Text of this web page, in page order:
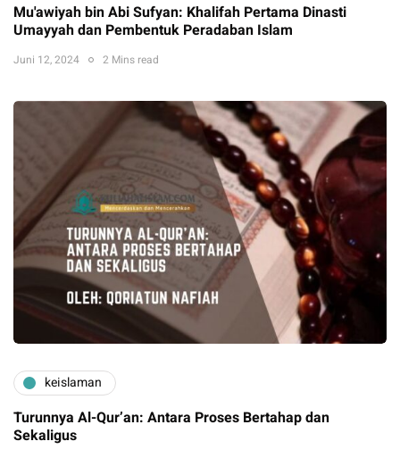
Mu'awiyah bin Abi Sufyan: Khalifah Pertama Dinasti
Umayyah dan Pembentuk Peradaban Islam
Juni 12, 2024 2 Mins read
keislaman
Turunnya Al-Qur’an: Antara Proses Bertahap dan
Sekaligus